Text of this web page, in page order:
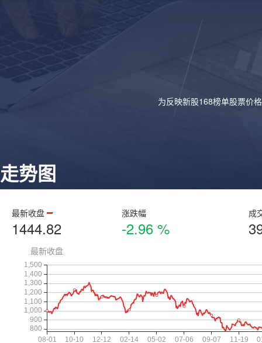
为反映新股168榜单股票价
走势图
最新收盘
1444.82
涨跌幅
-2.96 %
成